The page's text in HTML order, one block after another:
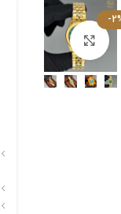
-
برای بزرگنمایی